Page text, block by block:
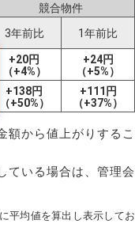
競合物件
3年前比 1年前比
+20円
（+4%）
+24円
（+5%）
+138円
（+50%）
+111円
（+37%）
額から値上がりするこ
ている場合は、管理会
平均値を算出し表示してお